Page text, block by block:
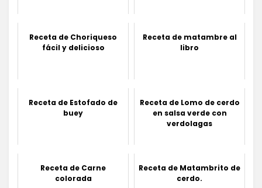
Receta de Choriqueso
fácil y delicioso
Receta de matambre al
libro
Receta de Estofado de
buey
Receta de Lomo de cerdo
en salsa verde con
verdolagas
Receta de Carne
colorada
Receta de Matambrito de
cerdo.